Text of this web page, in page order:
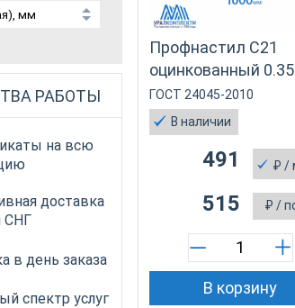
РАБОТЫ
на всю
доставка
СНГ
в день заказа
спектр услуг
Профнастил С21
оцинкованный 0.35
ГОСТ 24045-2010
В наличии
₽ /
491
₽ /
515
В корзину